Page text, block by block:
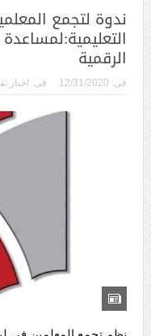
ندوة لتجمع
الرقمية
فى: 12/31/2020 فى: اخبار